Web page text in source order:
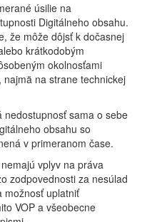
úsilie na
Digitálneho obsahu.
že môže dôjsť k dočasnej
krátkodobým
okolnosťami
na strane technickej
nedostupnosť sama o sebe
obsahu so
v primeranom čase.
vplyv na práva
zodpovednosti za nesúlad
možnosť uplatniť
VOP a všeobecne